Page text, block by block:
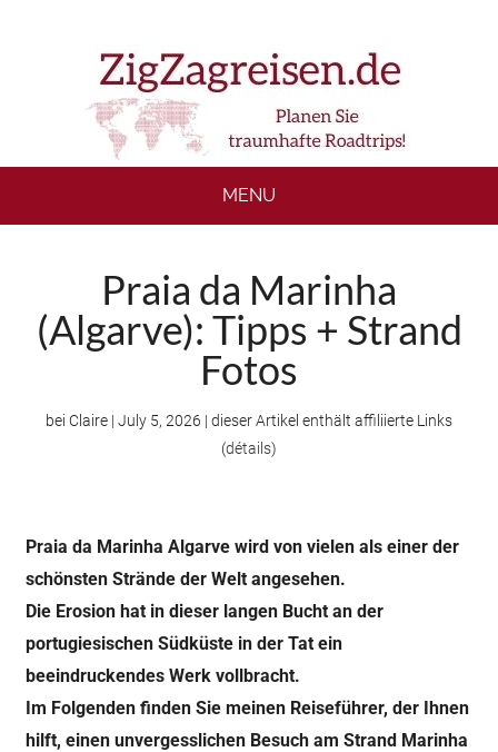
MENU
Praia da Marinha
(Algarve): Tipps + Strand
Fotos
bei Claire | July 5, 2026 | dieser Artikel enthält affiliierte Links
(détails)
Praia da Marinha Algarve wird von vielen als einer der
schönsten Strände der Welt angesehen.
Die Erosion hat in dieser langen Bucht an der
portugiesischen Südküste in der Tat ein
beeindruckendes Werk vollbracht.
Im Folgenden finden Sie meinen Reiseführer, der Ihnen
hilft, einen unvergesslichen Besuch am Strand Marinha